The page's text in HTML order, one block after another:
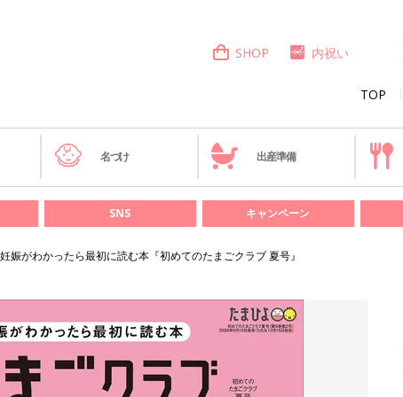
TOP
SHOP 内祝い
名づけ 出産準備
SNS キャンペーン
娠がわかったら最初に読む本『初めてのたまごクラブ 夏号』